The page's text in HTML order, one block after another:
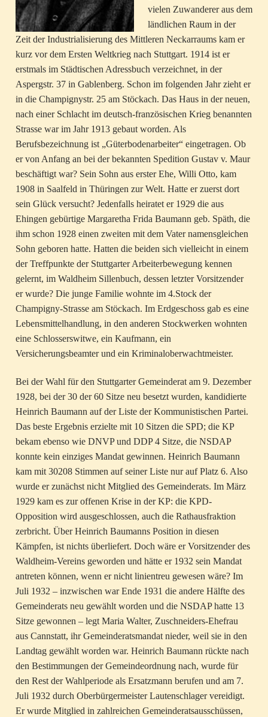
vielen Zuwanderer aus dem
ländlichen Raum in der
Zeit der Industrialisierung des Mittleren Neckarraums kam er
kurz vor dem Ersten Weltkrieg nach Stuttgart. 1914 ist er
erstmals im Städtischen Adressbuch verzeichnet, in der
Aspergstr. 37 in Gablenberg. Schon im folgenden Jahr zieht er
in die Champignystr. 25 am Stöckach. Das Haus in der neuen,
nach einer Schlacht im deutsch-französischen Krieg benannten
Strasse war im Jahr 1913 gebaut worden. Als
Berufsbezeichnung ist „Güterbodenarbeiter“ eingetragen. Ob
er von Anfang an bei der bekannten Spedition Gustav v. Maur
beschäftigt war? Sein Sohn aus erster Ehe, Willi Otto, kam
1908 in Saalfeld in Thüringen zur Welt. Hatte er zuerst dort
sein Glück versucht? Jedenfalls heiratet er 1929 die aus
Ehingen gebürtige Margaretha Frida Baumann geb. Späth, die
ihm schon 1928 einen zweiten mit dem Vater namensgleichen
Sohn geboren hatte. Hatten die beiden sich vielleicht in einem
der Treffpunkte der Stuttgarter Arbeiterbewegung kennen
gelernt, im Waldheim Sillenbuch, dessen letzter Vorsitzender
er wurde? Die junge Familie wohnte im 4.Stock der
Champigny-Strasse am Stöckach. Im Erdgeschoss gab es eine
Lebensmittelhandlung, in den anderen Stockwerken wohnten
eine Schlosserswitwe, ein Kaufmann, ein
Versicherungsbeamter und ein Kriminaloberwachtmeister.
Bei der Wahl für den Stuttgarter Gemeinderat am 9. Dezember
1928, bei der 30 der 60 Sitze neu besetzt wurden, kandidierte
Heinrich Baumann auf der Liste der Kommunistischen Partei.
Das beste Ergebnis erzielte mit 10 Sitzen die SPD; die KP
bekam ebenso wie DNVP und DDP 4 Sitze, die NSDAP
konnte kein einziges Mandat gewinnen. Heinrich Baumann
kam mit 30208 Stimmen auf seiner Liste nur auf Platz 6. Also
wurde er zunächst nicht Mitglied des Gemeinderats. Im März
1929 kam es zur offenen Krise in der KP: die KPD-
Opposition wird ausgeschlossen, auch die Rathausfraktion
zerbricht. Über Heinrich Baumanns Position in diesen
Kämpfen, ist nichts überliefert. Doch wäre er Vorsitzender des
Waldheim-Vereins geworden und hätte er 1932 sein Mandat
antreten können, wenn er nicht linientreu gewesen wäre? Im
Juli 1932 – inzwischen war Ende 1931 die andere Hälfte des
Gemeinderats neu gewählt worden und die NSDAP hatte 13
Sitze gewonnen – legt Maria Walter, Zuschneiders-Ehefrau
aus Cannstatt, ihr Gemeinderatsmandat nieder, weil sie in den
Landtag gewählt worden war. Heinrich Baumann rückte nach
den Bestimmungen der Gemeindeordnung nach, wurde für
den Rest der Wahlperiode als Ersatzmann berufen und am 7.
Juli 1932 durch Oberbürgermeister Lautenschlager vereidigt.
Er wurde Mitglied in zahlreichen Gemeinderatsausschüssen,